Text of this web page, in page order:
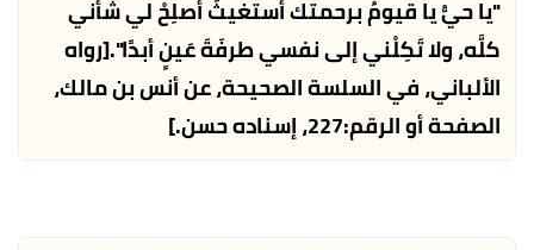
"يا حيُّ يا قيومُ برحمتك أستغيثُ أَصلِحْ لي شأني
كلَّه، ولا تَكِلْني إلى نفسي طرفَةَ عَينٍ أبدًا".[رواه
الألباني، في السلسة الصحيحة، عن أنس بن مالك،
الصفحة أو الرقم:227، إسناده حسن.]